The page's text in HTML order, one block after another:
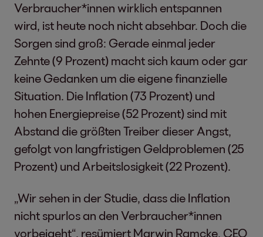
Verbraucher*innen wirklich entspannen
wird, ist heute noch nicht absehbar. Doch die
Sorgen sind groß: Gerade einmal jeder
Zehnte (9 Prozent) macht sich kaum oder gar
keine Gedanken um die eigene finanzielle
Situation. Die Inflation (73 Prozent) und
hohen Energiepreise (52 Prozent) sind mit
Abstand die größten Treiber dieser Angst,
gefolgt von langfristigen Geldproblemen (25
Prozent) und Arbeitslosigkeit (22 Prozent).
„Wir sehen in der Studie, dass die Inflation
nicht spurlos an den Verbraucher*innen
vorbeigeht“, resümiert Marwin Ramcke, CEO